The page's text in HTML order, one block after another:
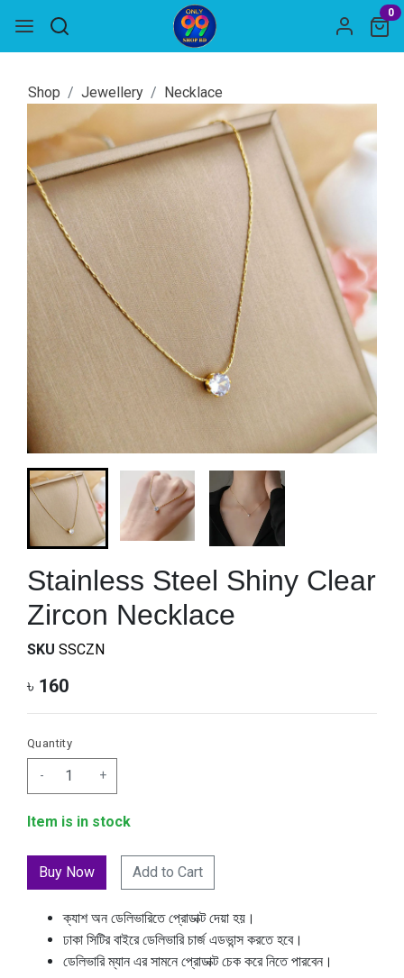
0
Shop Jewellery Necklace
Stainless Steel Shiny Clear
Zircon Necklace
SKU SSCZN
৳ 160
Quantity
- +
Item is in stock
Add to Cart
ক্যাশ অন ডেলিভারিতে প্রোডাক্ট দেয়া হয়।
ঢাকা সিটির বাইরে ডেলিভারি চার্জ এডভান্স করতে হবে।
ডেলিভারি ম্যান এর সামনে প্রোডাক্ট চেক করে নিতে পারবেন।